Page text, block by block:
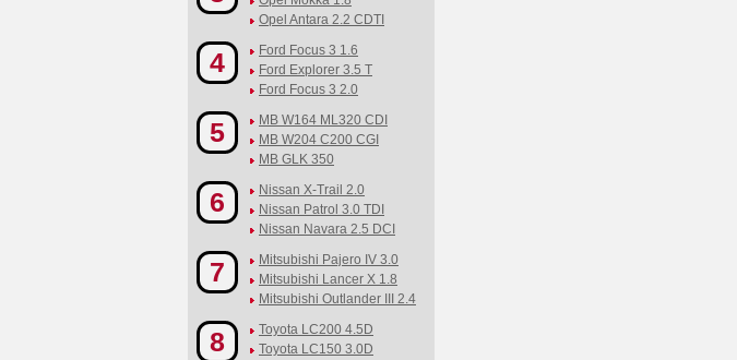
Opel Antara 2.2 CDTI
4
Ford Focus 3 1.6
Ford Explorer 3.5 T
Ford Focus 3 2.0
5
MB W164 ML320 CDI
MB W204 C200 CGI
MB GLK 350
6
Nissan X-Trail 2.0
Nissan Patrol 3.0 TDI
Nissan Navara 2.5 DCI
7
Mitsubishi Pajero IV 3.0
Mitsubishi Lancer X 1.8
Mitsubishi Outlander III 2.4
8
Toyota LC200 4.5D
Toyota LC150 3.0D